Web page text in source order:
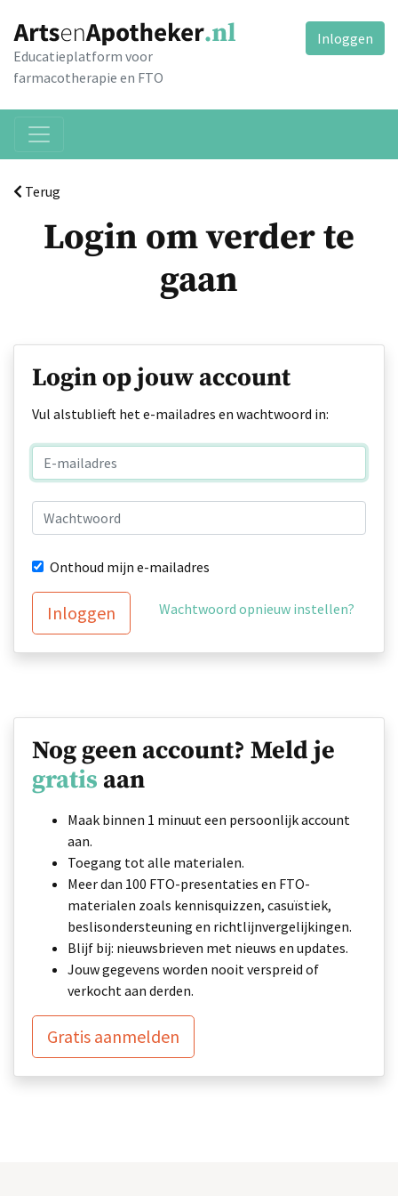
Educatieplatform voor
farmacotherapie en FTO
Inloggen
Terug
Login om verder te
gaan
Login op jouw account
Vul alstublieft het e-mailadres en wachtwoord in:
Onthoud mijn e-mailadres
Inloggen Wachtwoord opnieuw instellen?
Nog geen account? Meld je
gratis aan
Maak binnen 1 minuut een persoonlijk account
aan.
Toegang tot alle materialen.
Meer dan 100 FTO-presentaties en FTO-
materialen zoals kennisquizzen, casuïstiek,
beslisondersteuning en richtlijnvergelijkingen.
Blijf bij: nieuwsbrieven met nieuws en updates.
Jouw gegevens worden nooit verspreid of
verkocht aan derden.
Gratis aanmelden